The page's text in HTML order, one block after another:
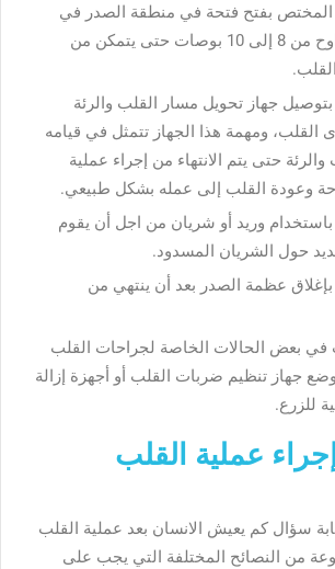
المختص بفتح فتحة في منطقة الصدر في
المنتصف تتراوح من 8 إلى 10 بوصات حتى يتمكن من
جهاز تحويل مسار القلب والرئة
القلب، ومهمة هذا الجهاز تتمثل في قيامه
حتى يتم الانتهاء من إجراء عملية
وعودة القلب إلى عمله بشكل طبيعي.
وريد أو شريان من اجل أن يقوم
حول الشريان المسدود.
عظمة الصدر بعد أن ينتهي من
في بعض الحالات الخاصة لجراحات القلب
جهاز تنظيم ضربات القلب أو أجهزة إزالة
للزرع.
عملية القلب
سؤال كم يعيش الانسان بعد عملية القلب
من النصائح المختلفة التي يجب على